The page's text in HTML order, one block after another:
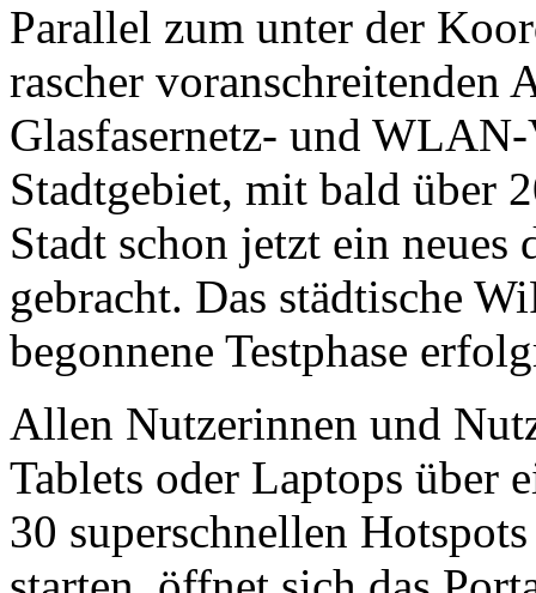
Parallel zum unter der
rascher voranschreitenden
Glasfasernetz- und
Stadtgebiet, mit bald über
Stadt schon jetzt ein
gebracht. Das städtische
begonnene Testphase
Allen Nutzerinnen und
Tablets oder Laptops über
30 superschnellen